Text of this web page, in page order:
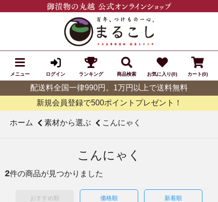
メニュー ログイン ランキング 商品検索 お気に入り(0) カート(0)
配送料全国一律990円。1万円以上で送料無料
新規会員登録で500ポイントプレゼント！
ホーム 素材から選ぶ こんにゃく
こんにゃく
2件の商品が見つかりました
おすすめ順 価格順 新着順